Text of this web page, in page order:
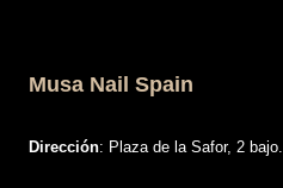
Musa Nail Spain
Dirección: Plaza de la Safor, 2 bajo.